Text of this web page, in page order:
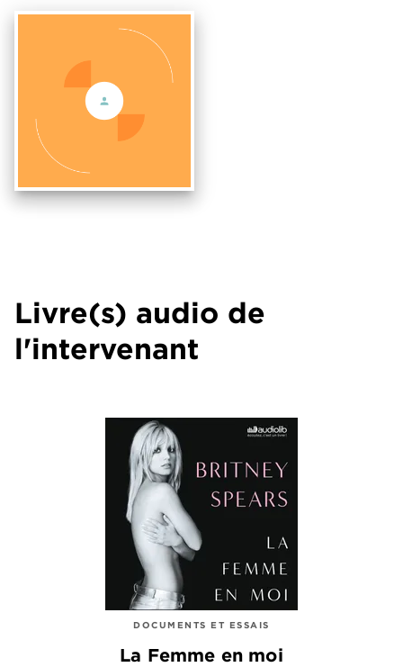
Livre(s) audio de
l'intervenant
DOCUMENTS ET ESSAIS
La Femme en moi